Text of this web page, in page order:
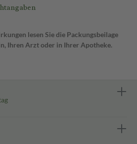
lesen Sie die Packungsbeilage
Ihren Arzt oder in Ihrer Apotheke.